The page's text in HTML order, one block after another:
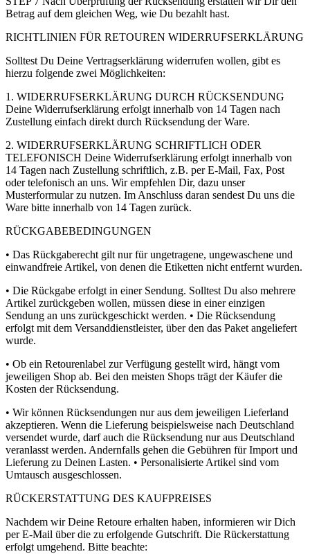
Betrag auf dem gleichen Weg, wie Du bezahlt hast.
RICHTLINIEN FÜR RETOUREN WIDERRUFSERKLÄRUNG
Solltest Du Deine Vertragserklärung widerrufen wollen, gibt es
hierzu folgende zwei Möglichkeiten:
1. WIDERRUFSERKLÄRUNG DURCH RÜCKSENDUNG
Deine Widerrufserklärung erfolgt innerhalb von 14 Tagen nach
Zustellung einfach direkt durch Rücksendung der Ware.
2. WIDERRUFSERKLÄRUNG SCHRIFTLICH ODER
TELEFONISCH Deine Widerrufserklärung erfolgt innerhalb von
14 Tagen nach Zustellung schriftlich, z.B. per E-Mail, Fax, Post
oder telefonisch an uns. Wir empfehlen Dir, dazu unser
Musterformular zu nutzen. Im Anschluss daran sendest Du uns die
Ware bitte innerhalb von 14 Tagen zurück.
RÜCKGABEBEDINGUNGEN
• Das Rückgaberecht gilt nur für ungetragene, ungewaschene und
einwandfreie Artikel, von denen die Etiketten nicht entfernt wurden.
• Die Rückgabe erfolgt in einer Sendung. Solltest Du also mehrere
Artikel zurückgeben wollen, müssen diese in einer einzigen
Sendung an uns zurückgeschickt werden. • Die Rücksendung
erfolgt mit dem Versanddienstleister, über den das Paket angeliefert
wurde.
• Ob ein Retourenlabel zur Verfügung gestellt wird, hängt vom
jeweiligen Shop ab. Bei den meisten Shops trägt der Käufer die
Kosten der Rücksendung.
• Wir können Rücksendungen nur aus dem jeweiligen Lieferland
akzeptieren. Wenn die Lieferung beispielsweise nach Deutschland
versendet wurde, darf auch die Rücksendung nur aus Deutschland
veranlasst werden. Andernfalls gehen die Gebühren für Import und
Lieferung zu Deinen Lasten. • Personalisierte Artikel sind vom
Umtausch ausgeschlossen.
RÜCKERSTATTUNG DES KAUFPREISES
Nachdem wir Deine Retoure erhalten haben, informieren wir Dich
per E-Mail über die zu erfolgende Gutschrift. Die Rückerstattung
erfolgt umgehend. Bitte beachte: